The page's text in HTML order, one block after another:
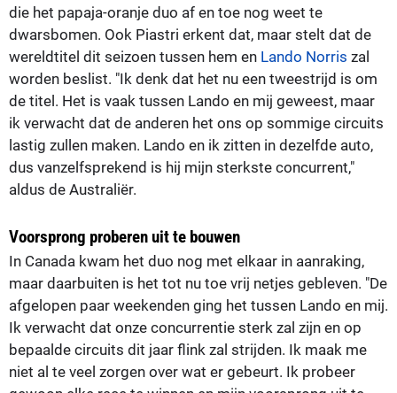
die het papaja-oranje duo af en toe nog weet te
dwarsbomen. Ook Piastri erkent dat, maar stelt dat de
wereldtitel dit seizoen tussen hem en Lando Norris zal
worden beslist. "Ik denk dat het nu een tweestrijd is om
de titel. Het is vaak tussen Lando en mij geweest, maar
ik verwacht dat de anderen het ons op sommige circuits
lastig zullen maken. Lando en ik zitten in dezelfde auto,
dus vanzelfsprekend is hij mijn sterkste concurrent,"
aldus de Australiër.
Voorsprong proberen uit te bouwen
In Canada kwam het duo nog met elkaar in aanraking,
maar daarbuiten is het tot nu toe vrij netjes gebleven. "De
afgelopen paar weekenden ging het tussen Lando en mij.
Ik verwacht dat onze concurrentie sterk zal zijn en op
bepaalde circuits dit jaar flink zal strijden. Ik maak me
niet al te veel zorgen over wat er gebeurt. Ik probeer